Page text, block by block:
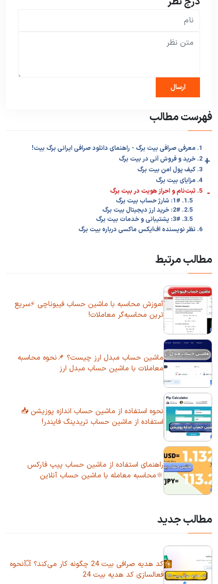
فهرست مطالب
1. معرفی صرافی بیت برگ - راهنمای دانلود صرافی ایرانی برگ بیت!
2. خرید و فروش آنی در بیت برگ +
3. کیف پول امن بیت برگ
4. مزایای بیت برگ
5. ثبت‌نام و احراز هویت در بیت برگ -
1.5. 1#: شارژ حساب بیت برگ
2.5. 2#: خرید ارز دیجیتال بیت برگ
3.5. 3#: پشتیبانی و خدمات بیت برگ
6. نظر نویسنده اف‌ایکس ماکسی درباره بیت برگ
مطالب مرتبط
آموزش محاسبه با ماشین حساب فیبوناچی ⚡سریع
ترین محاسبه‌گر معاملات!
ماشین حساب مبدل ارز چیست؟ 📌نحوه محاسبه
معاملات با ماشین حساب مبدل ارز
نحوه استفاده از ماشین حساب اندازه پوزیشن 📥
استفاده از ماشین حساب تریدینگ فایندر!
راهنمای استفاده از ماشین حساب پیپ فارکس
🔆محاسبه معامله با ماشین حساب آنلاین
مطالب جدید
کد هدیه صرافی بیت 24 چگونه کار می‌کند؟ 💥نحوه
فعالسازی کد هدیه بیت 24